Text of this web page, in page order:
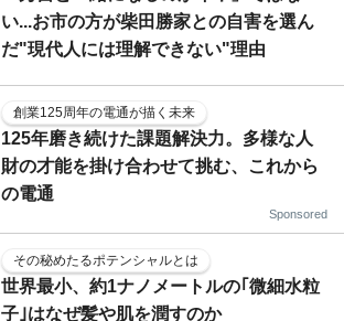
い...お市の方が柴田勝家との自害を選ん
だ"現代人には理解できない"理由
創業125周年の電通が描く未来
125年磨き続けた課題解決力。多様な人
財の才能を掛け合わせて挑む、これから
の電通
Sponsored
その秘めたるポテンシャルとは
世界最小、約1ナノメートルの｢微細水粒
子｣はなぜ髪や肌を潤すのか